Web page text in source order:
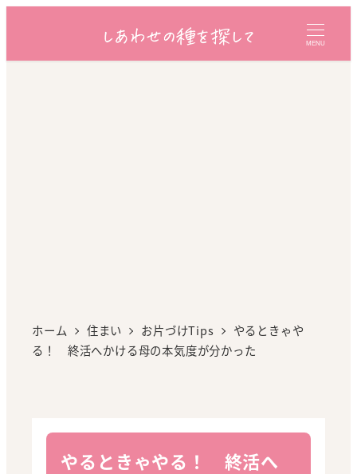
MENU
ホーム 住まい お片づけTips
やるときゃや
る！ 終活へかける母の本気度が分かった
やるときゃやる！ 終活へ